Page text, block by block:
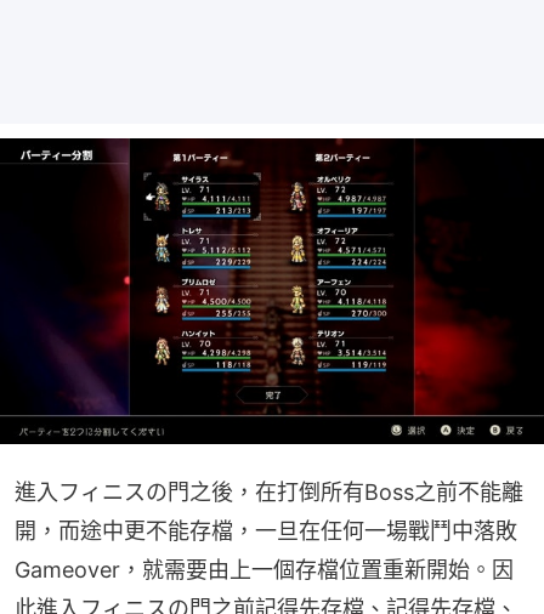
進入フィニスの門之後，在打倒所有Boss之前不能離
開，而途中更不能存檔，一旦在任何一場戰鬥中落敗
Gameover，就需要由上一個存檔位置重新開始。因
此進入フィニスの門之前記得先存檔、記得先存檔、